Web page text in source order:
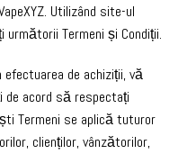
Utilizând site-ul
Termeni și Condiții.
de achiziții, vă
de acord să respectați
Termeni se aplică tuturor
clienților, vânzătorilor,